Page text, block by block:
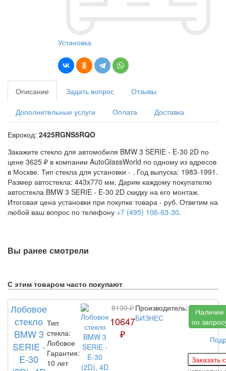
Установка
Описание Задать вопрос Отзывы
Дополнительные услуги Оплата Доставка
Еврокод: 2425RGNS5RQO
Закажите стекло для автомобиля BMW 3 SERIE - E-30 2D по
цене 3625 ₽ в компании AutoGlassWorld по одному из адресов
в Москве. Тип стекла для установки - . Год выпуска: 1983-1991.
Размер автостекла: 443x770 мм. Дарим каждому покупателю
автостекла BMW 3 SERIE - E-30 2D скидку на его монтаж.
Итоговая цена установки при покупке товара - руб. Ответим на
любой ваш вопрос по телефону +7 (495) 106-63-30.
Вы ранее смотрели
С этим товаром часто покупают
Лобовое
стекло
BMW 3
SERIE -
E-30
Тип
стекла:
Лобовое
Гарантия:
10 лет
8190 ₽
10647
₽
Производитель:
БИЗНЕС
Наличие
по